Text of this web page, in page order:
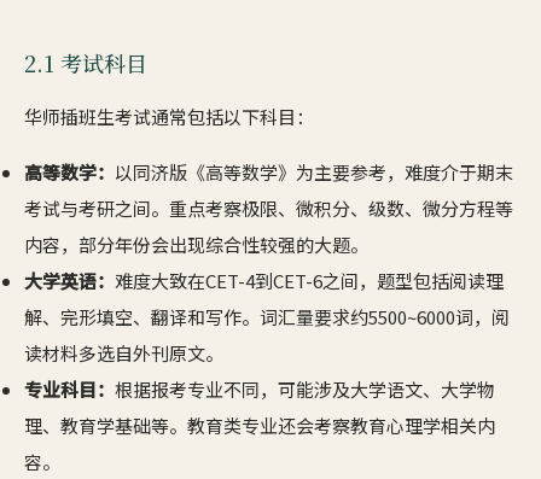
2.1 考试科目
华师插班生考试通常包括以下科目：
高等数学： 以同济版《高等数学》为主要参考，难度介于期末
考试与考研之间。重点考察极限、微积分、级数、微分方程等
内容，部分年份会出现综合性较强的大题。
大学英语： 难度大致在CET-4到CET-6之间，题型包括阅读理
解、完形填空、翻译和写作。词汇量要求约5500~6000词，阅
读材料多选自外刊原文。
专业科目： 根据报考专业不同，可能涉及大学语文、大学物
理、教育学基础等。教育类专业还会考察教育心理学相关内
容。